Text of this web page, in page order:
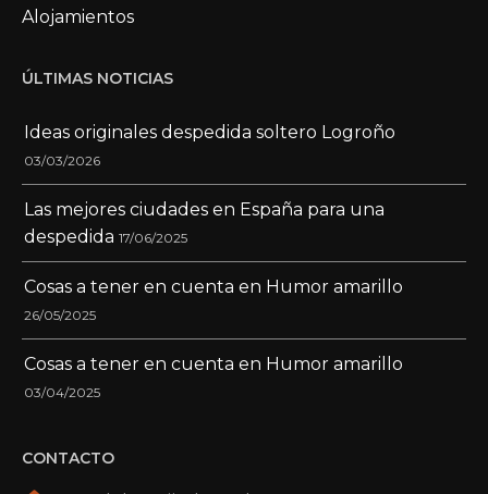
Alojamientos
ÚLTIMAS NOTICIAS
Ideas originales despedida soltero Logroño
03/03/2026
Las mejores ciudades en España para una
despedida 17/06/2025
Cosas a tener en cuenta en Humor amarillo
26/05/2025
Cosas a tener en cuenta en Humor amarillo
03/04/2025
CONTACTO